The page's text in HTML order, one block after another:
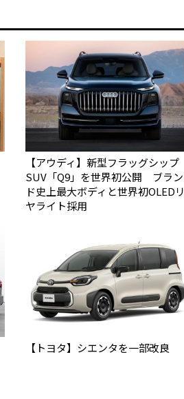
【アウディ】新型フラッグシップ
SUV「Q9」を世界初公開 ブラン
ド史上最大ボディと世界初OLEDリ
ヤライト採用
【トヨタ】シエンタを一部改良